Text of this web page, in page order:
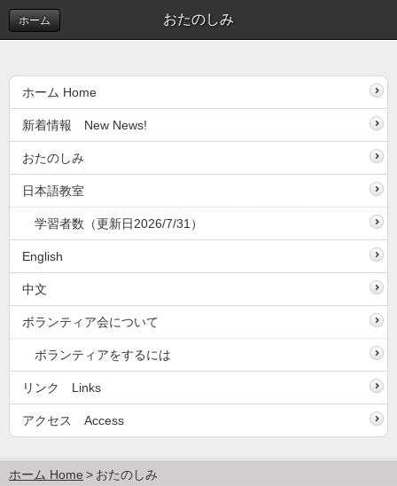
おたのしみ
ホーム
ホーム Home
新着情報 New News!
おたのしみ
日本語教室
学習者数（更新日2026/7/31）
English
中文
ボランティア会について
ボランティアをするには
リンク Links
アクセス Access
ホーム Home おたのしみ